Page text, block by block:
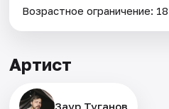
Возрастное ограничение:
Артист